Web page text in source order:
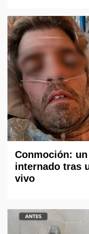
Conmoción:
internado tras
vivo